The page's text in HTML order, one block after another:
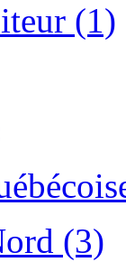
(1)
(3)